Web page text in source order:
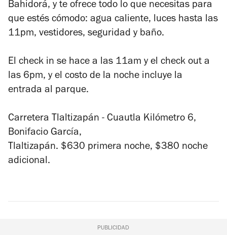
Bahidorá, y te ofrece todo lo que necesitas para
que estés cómodo: agua caliente, luces hasta las
11pm, vestidores, seguridad y baño.
El check in se hace a las 11am y el check out a
las 6pm, y el costo de la noche incluye la
entrada al parque.
Carretera Tlaltizapán - Cuautla Kilómetro 6,
Bonifacio García,
Tlaltizapán. $630 primera noche, $380 noche
adicional.
PUBLICIDAD